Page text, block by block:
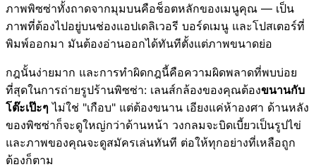
ภาพพิซซ่าทั้งถาดจากมุมบนคือช็อตหลักของเมนูคุณ — เป็น
ภาพที่ต้องไปอยู่บนช่องแอปเดลิเวอรี บอร์ดเมนู และโปสเตอร์ที่
พิมพ์ออกมา มันต้องอ่านออกได้ทันทีตั้งแต่ภาพขนาดย่อ
กฎนั้นง่ายมาก และการทำผิดกฎนี้คือความผิดพลาดที่พบบ่อย
ที่สุดในการถ่ายรูปร้านพิซซ่า: เลนส์กล้องของคุณต้องขนานกับ
โต๊ะเป๊ะๆ ไม่ใช่ "เกือบ" แต่ต้องขนาน เอียงแค่ห้าองศา ด้านหลัง
ของพิซซ่าก็จะดูใหญ่กว่าด้านหน้า วงกลมจะบิดเบี้ยวเป็นรูปไข่
และภาพของคุณจะดูสมัครเล่นทันที ต่อให้ทุกอย่างที่เหลือถูก
ต้องก็ตาม